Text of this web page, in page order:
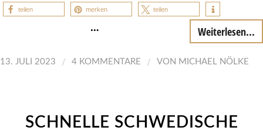
teilen merken teilen
… Weiterlesen...
13. JULI 2023 / 4 KOMMENTARE / VON MICHAEL NÖLKE
SCHNELLE SCHWEDISCHE